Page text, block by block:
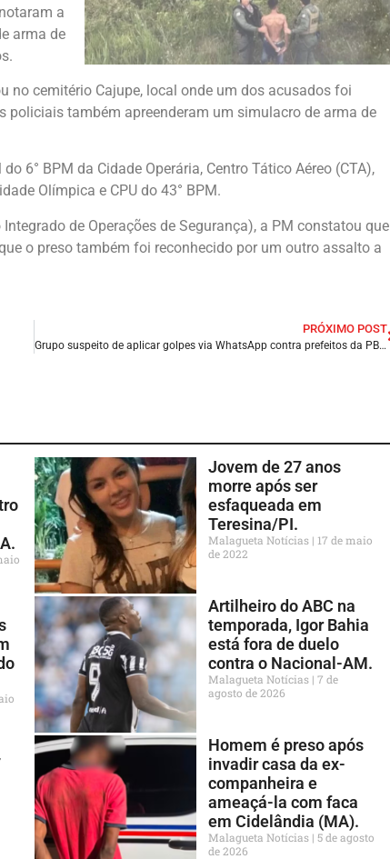
a
arma de
no cemitério Cajupe, local onde um dos acusados foi
policiais também apreenderam um simulacro de arma de
6° BPM da Cidade Operária, Centro Tático Aéreo (CTA),
Olímpica e CPU do 43° BPM.
de Operações de Segurança), a PM constatou que
o preso também foi reconhecido por um outro assalto a
PRÓXIMO POST
Grupo suspeito de aplicar golpes via WhatsApp contra prefeitos da PB é alvo de operação no RN.
Jovem de 27 anos
morre após ser
esfaqueada em
Teresina/PI.
Malagueta Notícias
17 de maio
de 2022
Artilheiro do ABC na
temporada, Igor Bahia
está fora de duelo
contra o Nacional-AM.
Malagueta Notícias 7 de
agosto de 2026
Homem é preso após
invadir casa da ex-
companheira e
ameaçá-la com faca
em Cidelândia (MA).
Malagueta Notícias 5 de agosto
de 2026